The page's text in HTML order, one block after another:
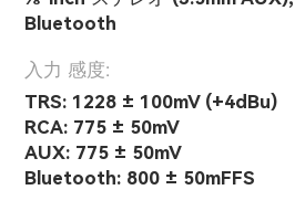
Bluetooth
入力 感度:
TRS: 1228 ± 100mV (+4dBu)
RCA: 775 ± 50mV
AUX: 775 ± 50mV
Bluetooth: 800 ± 50mFFS